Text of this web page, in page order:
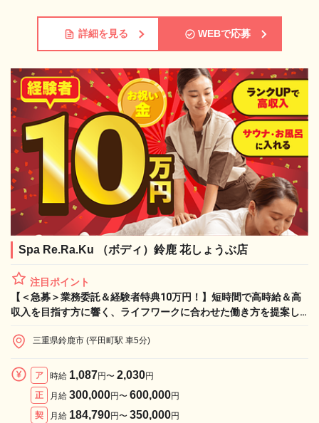
詳細を見る WEBで応募
Spa Re.Ra.Ku （ボディ）鈴鹿 花しょうぶ店
注目ポイント
【＜急募＞業務委託＆経験者特典10万円！】短時間で高時給＆高
収入を目指す方に響く、ライフワークに合わせた働き方を提案し
三重県鈴鹿市 (平田町駅 車5分)
ア 時給 1,087円〜 2,030円
正
月給 300,000円〜 600,000円
契
月給 184,790円〜 350,000円